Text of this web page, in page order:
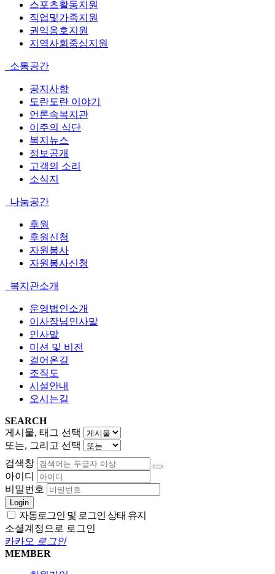
스포츠활동지원
직업및가족지원
권익옹호지원
지역사회중심지원
소통공간
공지사항
도란도란 이야기
언론속복지관
이주의 식단
복지뉴스
정보공개
고객의 소리
소식지
나눔공간
후원
후원신청
자원봉사
자원봉사신청
복지관소개
운영법인소개
이사장님인사말
인사말
미션 및 비전
걸어온길
조직도
시설안내
오시는길
SEARCH
게시물, 태그 선택
또는, 그리고 선택
검색창
아이디
비밀번호
Login
자동로그인 및 로그인 상태 유지
소셜계정으로 로그인
카카오 로그인
MEMBER